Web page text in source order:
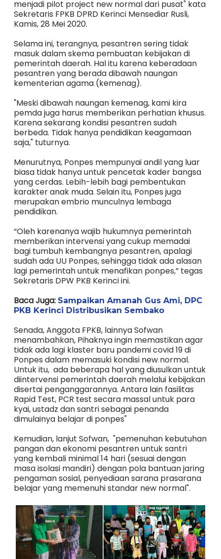
menjadi pilot project new normal dari pusat" kata
Sekretaris FPKB DPRD Kerinci Mensediar Rusli,
Kamis, 28 Mei 2020.
Selama ini, terangnya, pesantren sering tidak
masuk dalam skema pembuatan kebijakan di
pemerintah daerah. Hal itu karena keberadaan
pesantren yang berada dibawah naungan
kementerian agama (kemenag).
"Meski dibawah naungan kemenag, kami kira
pemda juga harus memberikan perhatian khusus.
Karena sekarang kondisi pesantren sudah
berbeda. Tidak hanya pendidikan keagamaan
saja," tuturnya.
Menurutnya, Ponpes mempunyai andil yang luar
biasa tidak hanya untuk pencetak kader bangsa
yang cerdas. Lebih-lebih bagi pembentukan
karakter anak muda. Selain itu, Ponpes juga
merupakan embrio munculnya lembaga
pendidikan.
“Oleh karenanya wajib hukumnya pemerintah
memberikan intervensi yang cukup memadai
bagi tumbuh kembangnya pesantren, apalagi
sudah ada UU Ponpes, sehingga tidak ada alasan
lagi pemerintah untuk menafikan ponpes,” tegas
Sekretaris DPW PKB Kerinci ini.
Baca Juga: Sampaikan Amanah Gus Ami, DPC
PKB Kerinci Distribusikan Sembako
Senada, Anggota FPKB, lainnya Sofwan
menambahkan, Pihaknya ingin memastikan agar
tidak ada lagi klaster baru pandemi covid 19 di
Ponpes dalam memasuki kondisi new normal.
Untuk itu, ada beberapa hal yang diusulkan untuk
diintervensi pemerintah daerah melalui kebijakan
disertai penganggarannya. Antara lain fasilitas
Rapid Test, PCR test secara massal untuk para
kyai, ustadz dan santri sebagai penanda
dimulainya belajar di ponpes"
Kemudian, lanjut Sofwan, "pemenuhan kebutuhan
pangan dan ekonomi pesantren untuk santri
yang kembali minimal 14 hari (sesuai dengan
masa isolasi mandiri) dengan pola bantuan jaring
pengaman sosial, penyediaan sarana prasarana
belajar yang memenuhi standar new normal".